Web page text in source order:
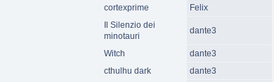
cortexprime Felix
Il Silenzio dei
minotauri
dante3
Witch dante3
cthulhu dark dante3